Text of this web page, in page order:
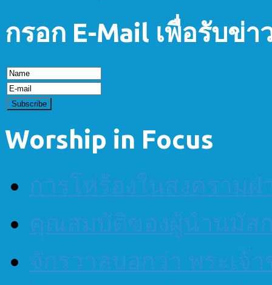
กรอก E-Mail เพื่อรับข่า
Worship in Focus
การโห่ร้องในสงคราม
คุณสมบัติของผู้นำนมัส
จักรวาลบอกว่า พระเจ้